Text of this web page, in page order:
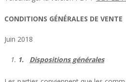
CONDITIONS GÉNÉRALES DE VENTE
Juin 2018
1. Dispositions générales